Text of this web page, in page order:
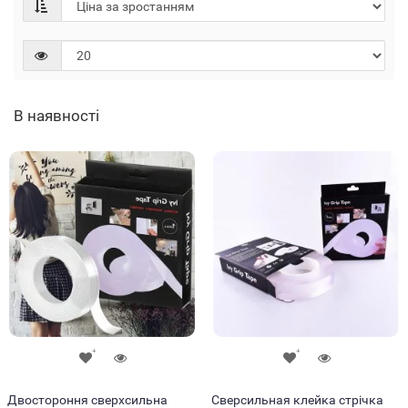
В наявності
Двостороння сверхсильна
Сверсильная клейка стрічка